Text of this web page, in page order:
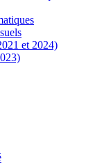
et 2024)